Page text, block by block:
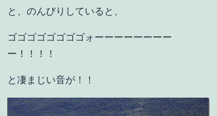
と、のんびりしていると、
ゴゴゴゴゴゴゴゴォーーーーーーーー
ー！！！！
と凄まじい音が！！